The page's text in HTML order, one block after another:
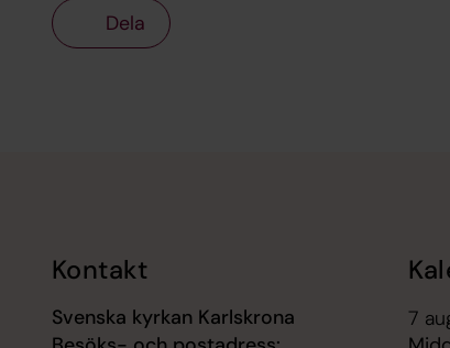
Dela
Kontakt
Svenska kyrkan Karlskrona
7